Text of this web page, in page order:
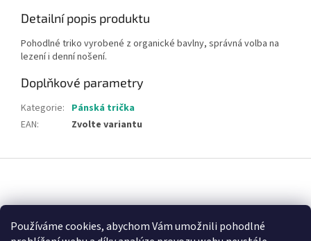
Používáme cookies, abychom Vám umožnili pohodlné
Detailní popis produktu
Pohodlné triko vyrobené z organické bavlny, správná volba na
lezení i denní nošení.
Doplňkové parametry
Kategorie: Pánská trička
EAN: Zvolte variantu
a